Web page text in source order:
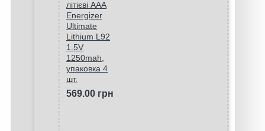
літієві ААA
Energizer
Ultimate
Lithium L92
1.5V
1250mah,
упаковка 4
шт.
569.00 грн